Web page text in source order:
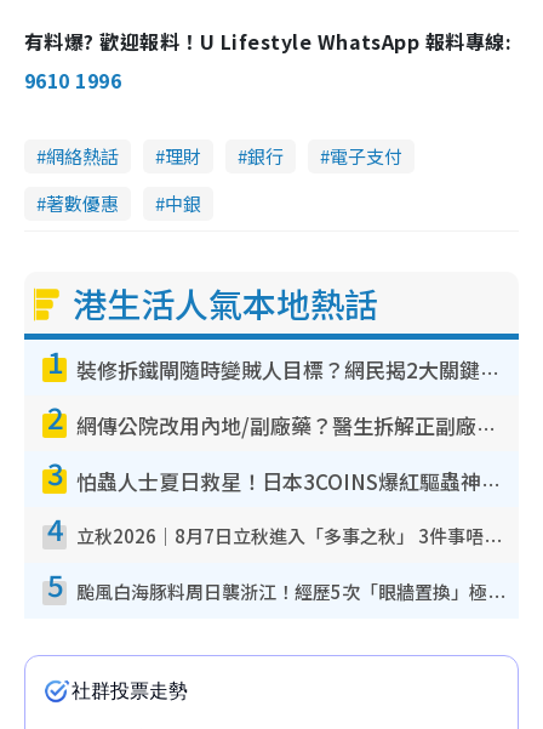
有料爆? 歡迎報料！U Lifestyle WhatsApp 報料專線:
9610 1996
網絡熱話 理財 銀行
電子支付
著數優惠
中銀
港生活人氣本地熱話
1 裝修拆鐵閘隨時變賊人目標？網民揭2大關鍵用途：裝新式等於白裝？附新舊鐵閘分別
2 網傳公院改用內地/副廠藥？醫生拆解正副廠分別 揭4類人換藥隨時出事
3 怕蟲人士夏日救星！日本3COINS爆紅驅蟲神器$45起 1招「全程免觸碰」輕鬆搞定小強
4 立秋2026｜8月7日立秋進入「多事之秋」 3件事唔做得！專家教6招開運 清枱頭／銀包納氣接好運
5 颱風白海豚料周日襲浙江！經歷5次「眼牆置換」極罕見 成登陸內地最長途颱風